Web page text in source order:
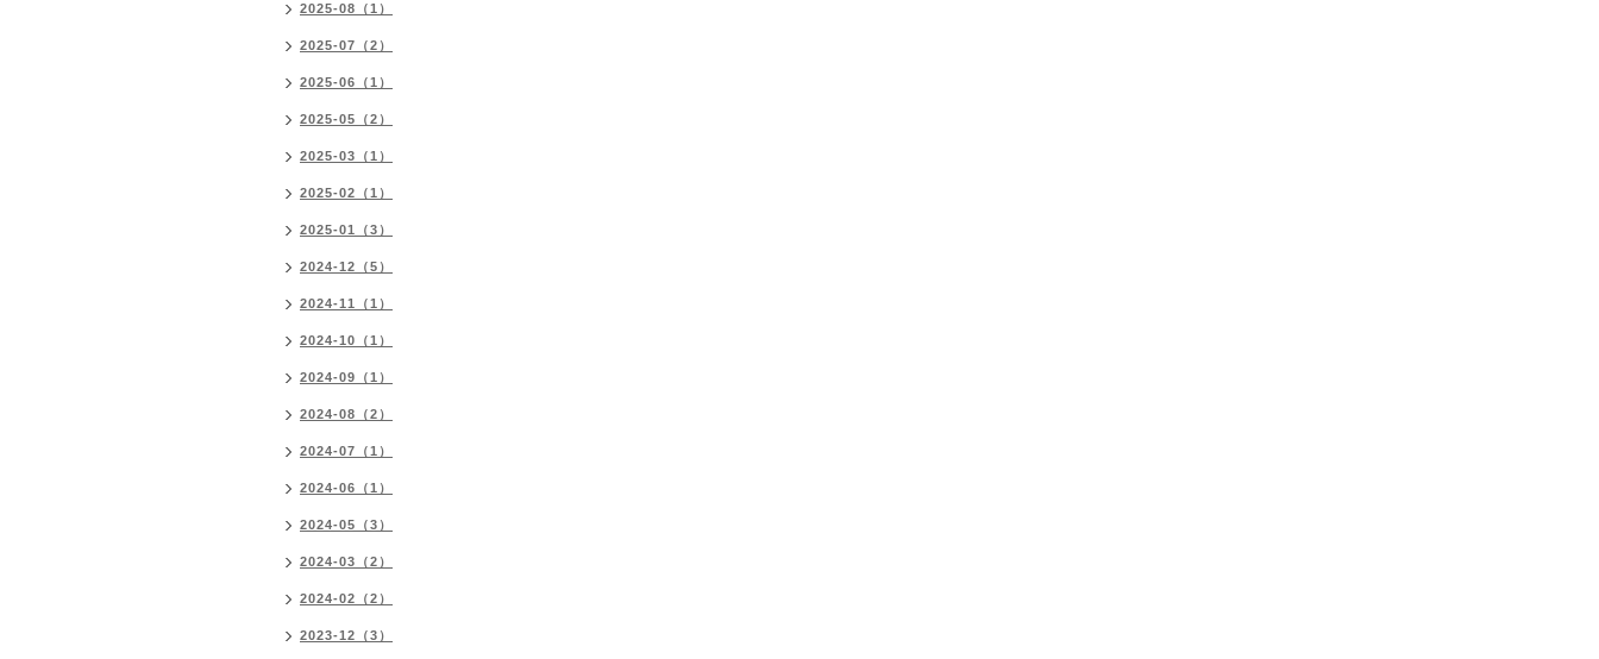
2025-08（1）
2025-07（2）
2025-06（1）
2025-05（2）
2025-03（1）
2025-02（1）
2025-01（3）
2024-12（5）
2024-11（1）
2024-10（1）
2024-09（1）
2024-08（2）
2024-07（1）
2024-06（1）
2024-05（3）
2024-03（2）
2024-02（2）
2023-12（3）